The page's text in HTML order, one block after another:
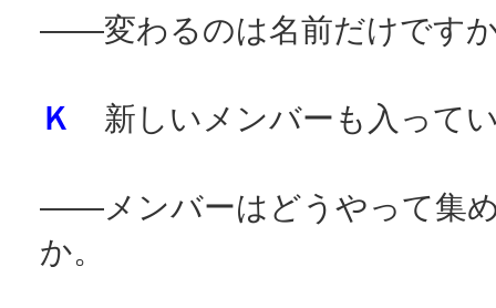
――変わるのは名前だけです
Ｋ 新しいメンバーも入って
――メンバーはどうやって集
か。